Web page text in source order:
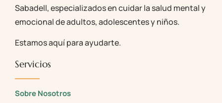
Sabadell, especializados en cuidar la salud mental y
emocional de adultos, adolescentes y niños.
Estamos aquí para ayudarte.
Servicios
Sobre Nosotros